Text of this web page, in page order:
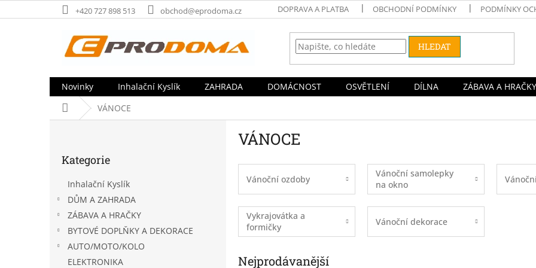
na
+420 727 898 513 obchod@eprodoma.cz DOPRAVA A PLATBA OBCHODNÍ PODMÍNKY PODMÍNKY
HLEDAT
Novinky Inhalační Kyslík ZAHRADA DOMÁCNOST OSVĚTLENÍ DÍLNA ZÁBAVA A HRAČKY
Domů VÁNOCE
kategorie
Kategorie
Inhalační Kyslík
DŮM A ZAHRADA
ZÁBAVA A HRAČKY
BYTOVÉ DOPLŇKY A DEKORACE
AUTO/MOTO/KOLO
ELEKTRONIKA
VÁNOCE
Vánoční ozdoby
Vánoční samolepky
na okno
Vykrajovátka a
formičky
Vánoční dekorace
Nejprodávanější